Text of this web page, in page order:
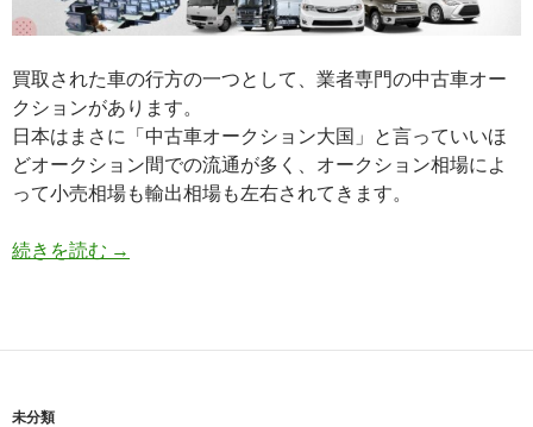
販
卸
売
販
売
買取された車の行方の一つとして、業者専門の中古車オー
クションがあります。
日本はまさに「中古車オークション大国」と言っていいほ
どオークション間での流通が多く、オークション相場によ
って小売相場も輸出相場も左右されてきます。
続きを読む
日
→
未分類